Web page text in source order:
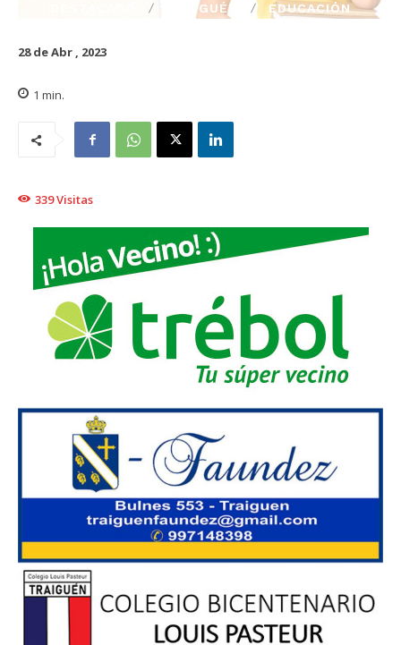
TRAIGUÉN EDUCACIÓN
28 de Abr , 2023
1 min.
339Visitas